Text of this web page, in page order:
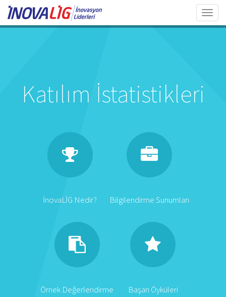
Katılım İstatistikleri
İnovaLİG Nedir? Bilgilendirme Sunumları
Örnek Değerlendirme Başarı Öyküleri